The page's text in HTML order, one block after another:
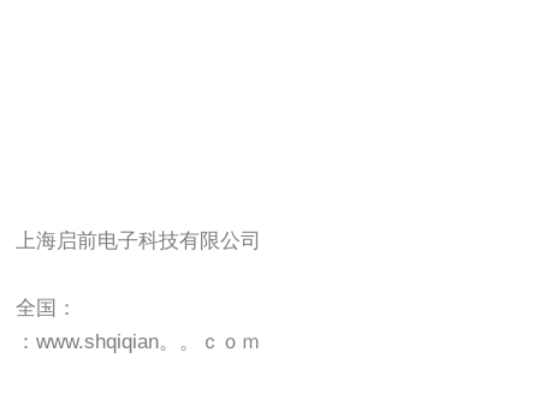
上海启前电子科技有限公司
全国：
：www.shqiqian。。ｃｏｍ